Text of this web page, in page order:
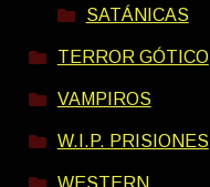
SATÁNICAS
TERROR GÓTICO
VAMPIROS
W.I.P. PRISIONES
WESTERN